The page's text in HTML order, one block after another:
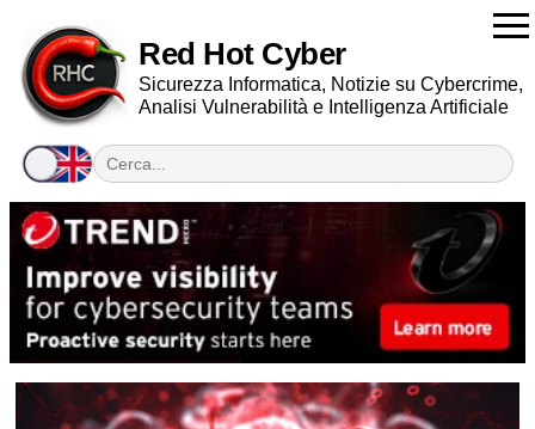
Red Hot Cyber
Sicurezza Informatica, Notizie su Cybercrime,
Analisi Vulnerabilità e Intelligenza Artificiale